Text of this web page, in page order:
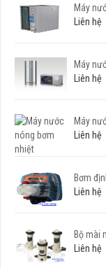
Máy
Liên hệ
Máy
Liên hệ
Máy
Liên hệ
Bơm
Liên hệ
Bộ mài
Liên hệ